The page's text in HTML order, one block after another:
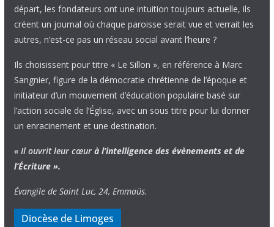
départ, les fondateurs ont une intuition toujours actuelle, ils
créent un journal où chaque paroisse serait vue et verrait les
autres, n’est-ce pas un réseau social avant l’heure ?
Ils choisissent pour titre « Le Sillon », en référence à Marc
Sangnier, figure de la démocratie chrétienne de l’époque et
initiateur d’un mouvement d’éducation populaire basé sur
l’action sociale de l’Église, avec un sous titre pour lui donner
un enracinement et une destination.
« Il ouvrit leur cœur à l’intelligence des évènements et de
l’Écriture ».
Évangile de Saint Luc, 24, Emmaüs.
Diocèse de Limoges